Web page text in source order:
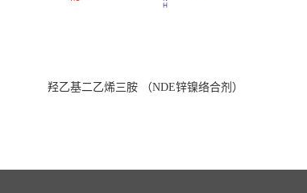
羟乙基二乙烯三胺 （NDE锌镍络合剂）